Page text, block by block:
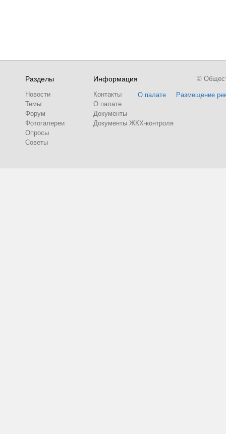
Разделы
Новости
Темы
Форум
Фотогалереи
Опросы
Советы
Информация
Контакты
О палате
Документы
Документы ЖКХ-контроля
О палате Размещение
©